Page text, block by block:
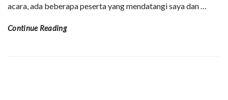
acara, ada beberapa peserta yang mendatangi saya dan…
Continue Reading